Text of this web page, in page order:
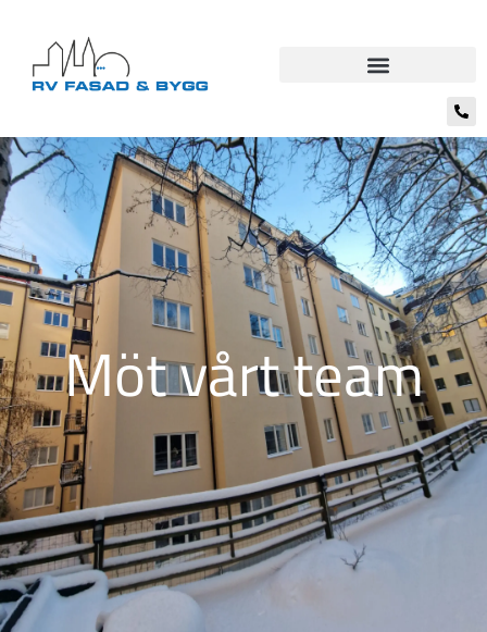
Möt vårt team